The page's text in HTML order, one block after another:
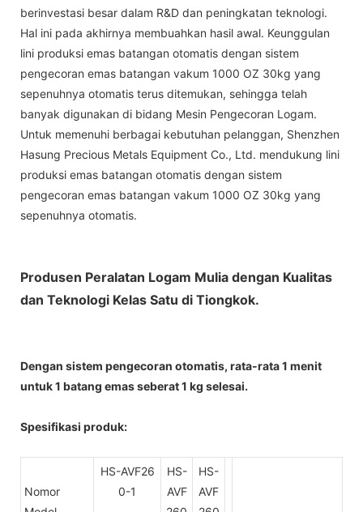
berinvestasi besar dalam R&D dan peningkatan teknologi.
Hal ini pada akhirnya membuahkan hasil awal. Keunggulan
lini produksi emas batangan otomatis dengan sistem
pengecoran emas batangan vakum 1000 OZ 30kg yang
sepenuhnya otomatis terus ditemukan, sehingga telah
banyak digunakan di bidang Mesin Pengecoran Logam.
Untuk memenuhi berbagai kebutuhan pelanggan, Shenzhen
Hasung Precious Metals Equipment Co., Ltd. mendukung lini
produksi emas batangan otomatis dengan sistem
pengecoran emas batangan vakum 1000 OZ 30kg yang
sepenuhnya otomatis.
Produsen Peralatan Logam Mulia dengan Kualitas
dan Teknologi Kelas Satu di Tiongkok.
Dengan sistem pengecoran otomatis, rata-rata 1 menit
untuk 1 batang emas seberat 1 kg selesai.
Spesifikasi produk:
Nomor
HS-AVF26
0-1
HS-
AVF
HS-
AVF